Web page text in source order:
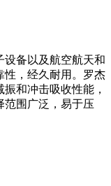
设备以及航空航天和
性，经久耐用。罗杰
和冲击吸收性能，
范围广泛，易于压